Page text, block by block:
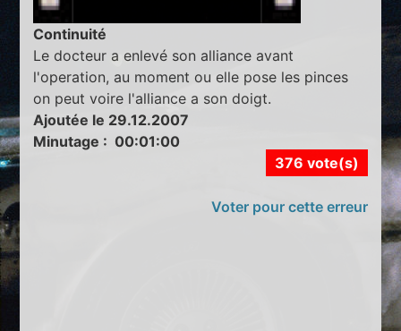
Continuité
Le docteur a enlevé son alliance avant
l'operation, au moment ou elle pose les pinces
on peut voire l'alliance a son doigt.
Ajoutée le 29.12.2007
Minutage : 00:01:00
376 vote(s)
Voter pour cette erreur